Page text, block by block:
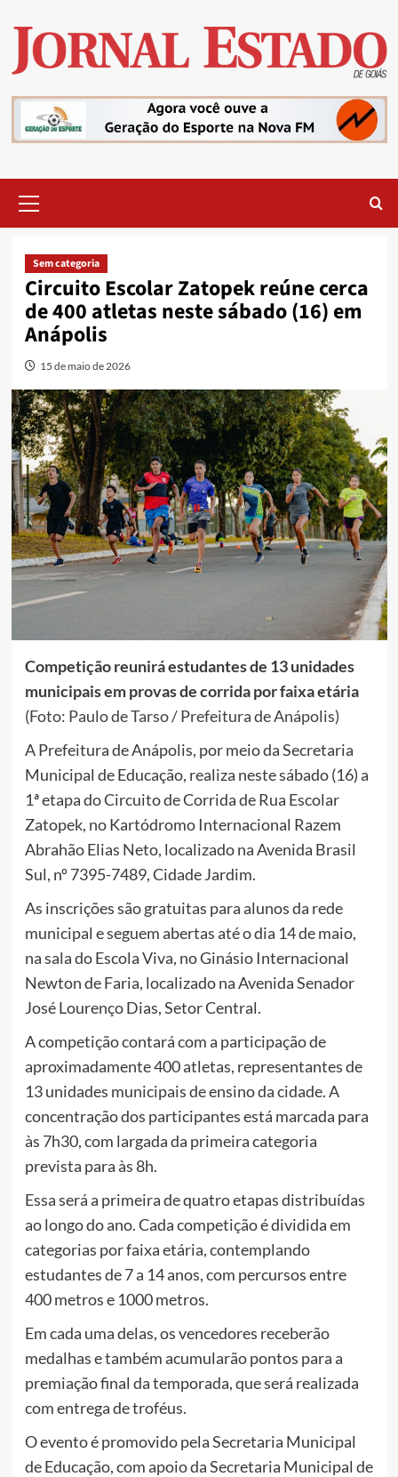
content
Menu
Sem categoria
Circuito Escolar Zatopek reúne cerca
de 400 atletas neste sábado (16) em
Anápolis
15 de maio de 2026
Competição reunirá estudantes de 13 unidades
municipais em provas de corrida por faixa etária
(Foto: Paulo de Tarso / Prefeitura de Anápolis)
A Prefeitura de Anápolis, por meio da Secretaria
Municipal de Educação, realiza neste sábado (16) a
1ª etapa do Circuito de Corrida de Rua Escolar
Zatopek, no Kartódromo Internacional Razem
Abrahão Elias Neto, localizado na Avenida Brasil
Sul, nº 7395-7489, Cidade Jardim.
As inscrições são gratuitas para alunos da rede
municipal e seguem abertas até o dia 14 de maio,
na sala do Escola Viva, no Ginásio Internacional
Newton de Faria, localizado na Avenida Senador
José Lourenço Dias, Setor Central.
A competição contará com a participação de
aproximadamente 400 atletas, representantes de
13 unidades municipais de ensino da cidade. A
concentração dos participantes está marcada para
às 7h30, com largada da primeira categoria
prevista para às 8h.
Essa será a primeira de quatro etapas distribuídas
ao longo do ano. Cada competição é dividida em
categorias por faixa etária, contemplando
estudantes de 7 a 14 anos, com percursos entre
400 metros e 1000 metros.
Em cada uma delas, os vencedores receberão
medalhas e também acumularão pontos para a
premiação final da temporada, que será realizada
com entrega de troféus.
O evento é promovido pela Secretaria Municipal
de Educação, com apoio da Secretaria Municipal de